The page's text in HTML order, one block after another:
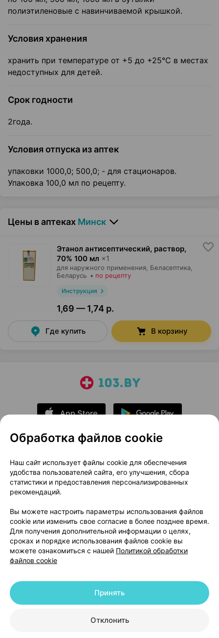
полиэтиленовые с навинчиваемой крышкой.
Условия хранения
хранить при температуре от +5 до +25°С в местах
недоступных для детей.
Срок годности
2года.
Условия отпуска из аптек
упаковки 1000,0; 500,0; - для стационаров.
Упаковка 100,0 мл по рецепту.
Цены в аптеках Минск
Этанол антисептический, раствор,
70% 100 мл ×1
для наружного применения, Беласептика,
Беларусь • по рецепту
Инструкция
1,69 — 1,74 р.
Где купить В корзину
О проекте
Новости проекта
Размещение рекламы
Медицинский маркетинг
Публичный договор
Доставка
Способы оплаты
Вакансии
Партнеры
Написать руководителю 103.by
Написать в поддержку
Персональные настройки Cookie
© 2026 ООО «Артокс Лаб», УНП 191700409 | 220012, Республика Беларусь,
+375 291212755
Обработка файлов cookie
Наш сайт использует файлы cookie для обеспечения
удобства пользователей сайта, его улучшения, сбора
статистики и предоставления персонализированных
рекомендаций.
Вы можете настроить параметры использования файлов
cookie или изменить свое согласие в более позднее время.
Для получения дополнительной информации о целях,
сроках и порядке использования файлов cookie вы
можете ознакомиться с нашей Политикой обработки
файлов cookie
Отклонить
Принять